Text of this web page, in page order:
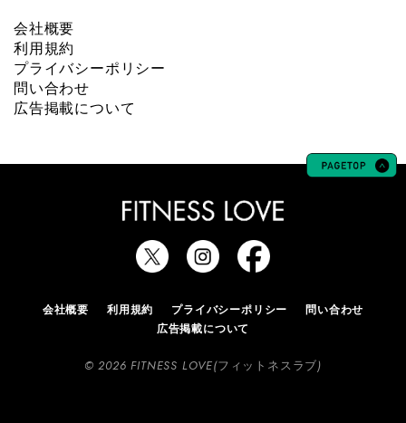
会社概要
利用規約
プライバシーポリシー
問い合わせ
広告掲載について
会社概要 利用規約 プライバシーポリシー
問い合わせ
広告掲載について
© 2026 FITNESS LOVE(フィットネスラブ)